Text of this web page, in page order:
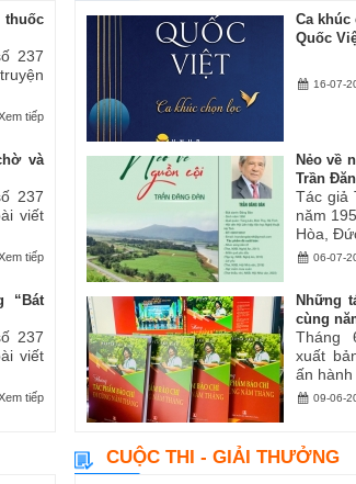
thuốc
237
tiếp
và
237
viết
tiếp
“Bát
237
viết
tiếp
Ca khúc
Quốc
16-07-
Nẻo về
Trần
Tác giả
năm
Hòa,
06-07-
Những
cùng
Tháng
xuất
ấn
09-06-
CUỘC THI - GIẢI THƯỞNG